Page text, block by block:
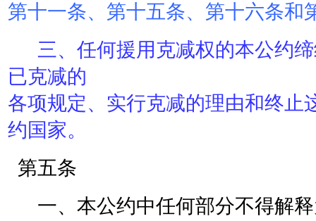
第十一条、第十五条、第十六条和
三、任何援用克减权的本公约
已克减的
各项规定、实行克减的理由和终止
约国家。
第五条
一、本公约中任何部分不得解释